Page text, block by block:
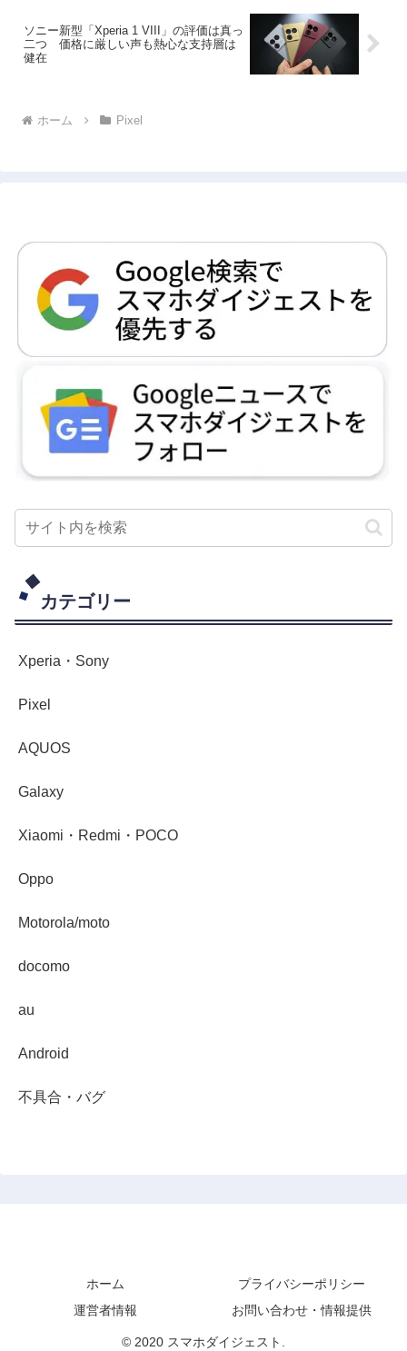
ソニー新型「Xperia 1 VIII」の評価は真っ
二つ 価格に厳しい声も熱心な支持層は
健在
ホーム Pixel
カテゴリー
Xperia・Sony
Pixel
AQUOS
Galaxy
Xiaomi・Redmi・POCO
Oppo
Motorola/moto
docomo
au
Android
不具合・バグ
ホーム
プライバシーポリシー
運営者情報
お問い合わせ・情報提供
© 2020 スマホダイジェスト.